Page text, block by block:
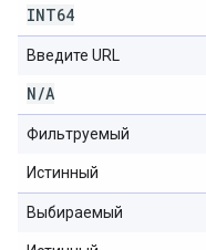
INT64
Введите URL
N/A
Фильтруемый
Истинный
Выбираемый